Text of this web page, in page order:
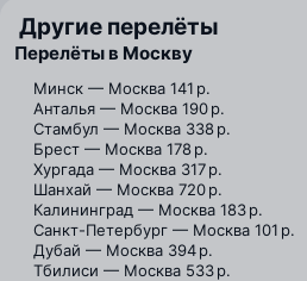
Другие перелёты
Перелёты в Москву
Минск — Москва 141 р.
Анталья — Москва 190 р.
Стамбул — Москва 338 р.
Брест — Москва 178 р.
Хургада — Москва 317 р.
Шанхай — Москва 720 р.
Калининград — Москва 183 р.
Санкт-Петербург — Москва 101 р.
Дубай — Москва 394 р.
Тбилиси — Москва 533 р.